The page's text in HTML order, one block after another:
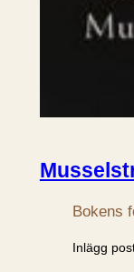
Bokens
Inlägg